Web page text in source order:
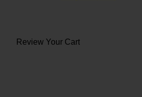
Review Your Cart